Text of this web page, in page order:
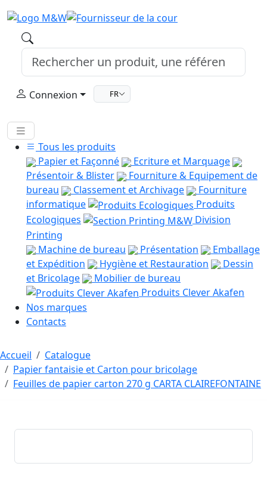
Connexion FR
Tous les produits
Papier et Façonné
Ecriture et Marquage
Présentoir & Blister
Fourniture & Equipement de
bureau
Classement et Archivage
Fourniture
informatique
Produits
Ecologiques
Division
Printing
Machine de bureau
Présentation
Emballage
et Expédition
Hygiène et Restauration
Dessin
et Bricolage
Mobilier de bureau
Produits Clever Akafen
Nos marques
Contacts
Accueil
Catalogue
Papier fantaisie et Carton pour bricolage
Feuilles de papier carton 270 g CARTA CLAIREFONTAINE